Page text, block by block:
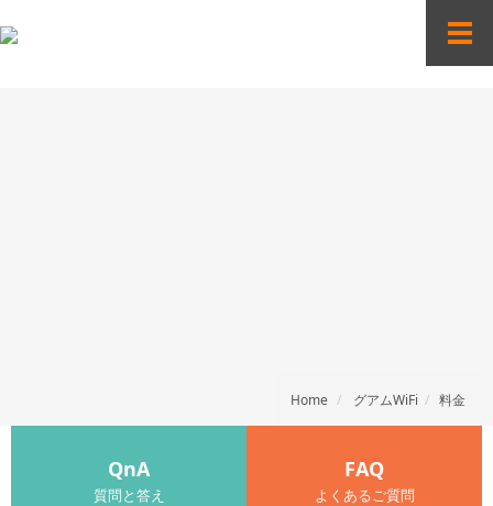
T
Home グアムWiFi 料金
QnA
質問と答え
FAQ
よくあるご質問